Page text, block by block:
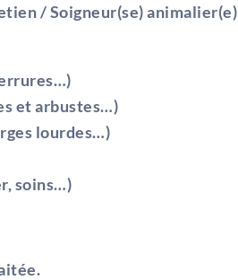
/ Soigneur(se) animalier(e)
et arbustes…)
lourdes…)
soins…)